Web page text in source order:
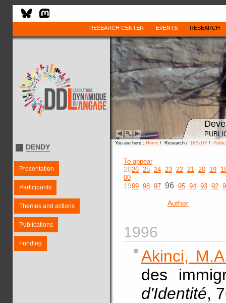
RESEARCH CENTER EVENTS RESEARCH
DENDY
Presentation
Participants
Themes and actions
Publications
Funding
You are here : Home / Research / DENDY /
To appear
2026 25 24 23 22 21 20 19
00
1999 98 97 96 95 94 93 92
Author
1996
Akinci,
des
d'Identité,